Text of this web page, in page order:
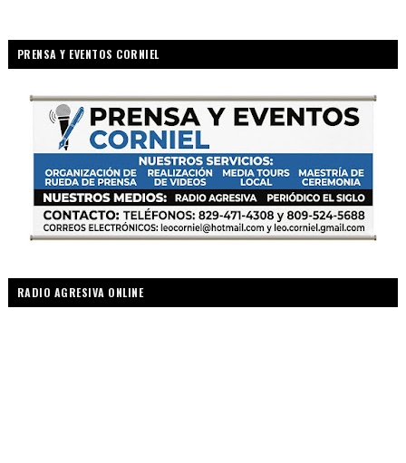
PRENSA Y EVENTOS CORNIEL
RADIO AGRESIVA ONLINE